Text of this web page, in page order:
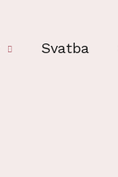
Svatba